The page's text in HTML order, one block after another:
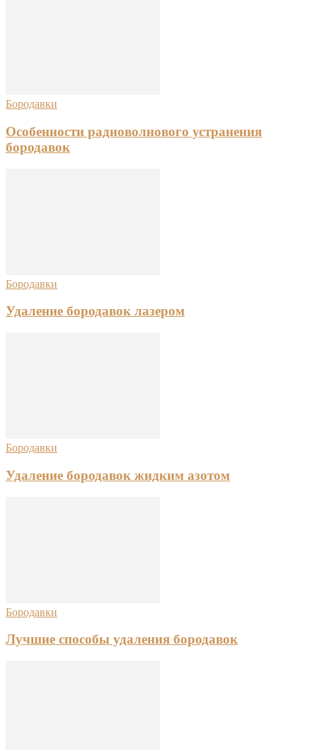
Бородавки
Особенности радиоволнового устранения
бородавок
Бородавки
Удаление бородавок лазером
Бородавки
Удаление бородавок жидким азотом
Бородавки
Лучшие способы удаления бородавок